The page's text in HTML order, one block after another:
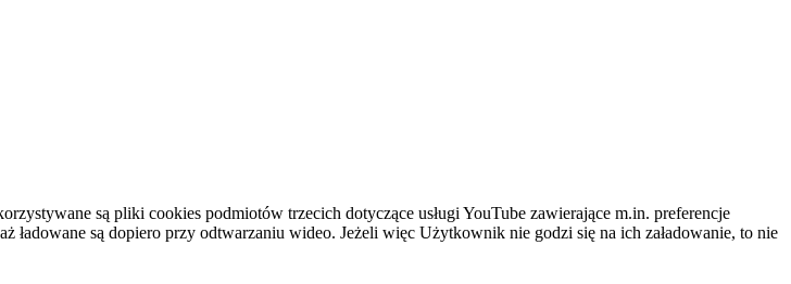
są pliki cookies podmiotów trzecich dotyczące usługi YouTube zawierające m.in. preferencje
są dopiero przy odtwarzaniu wideo. Jeżeli więc Użytkownik nie godzi się na ich załadowanie, to nie